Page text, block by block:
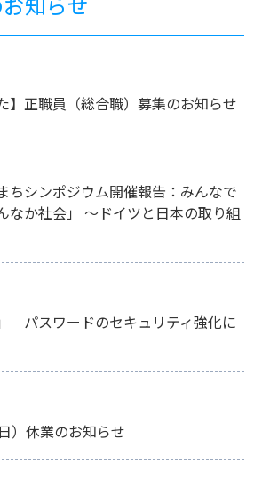
】正職員（総合職）募集のお知らせ
ちシンポジウム開催報告：みんなで
なか社会」 ～ドイツと日本の取り組
パスワードのセキュリティ強化に
）休業のお知らせ